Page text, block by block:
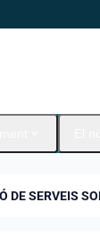
DE SERVEIS